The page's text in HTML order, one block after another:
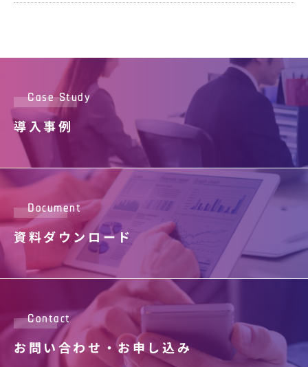
Case Study
導入事例
Document
資料ダウンロード
Contact
お問い合わせ・お申し込み